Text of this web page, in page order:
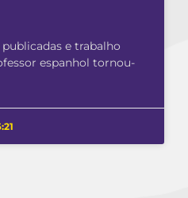
e trabalho
espanhol tornou-